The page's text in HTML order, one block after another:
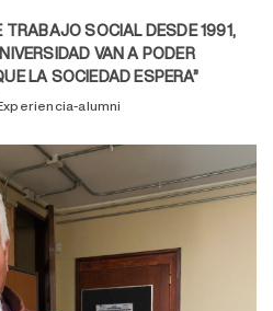
TRABAJO SOCIAL DESDE 1991,
VAN A PODER
LA SOCIEDAD ESPERA”
alumni